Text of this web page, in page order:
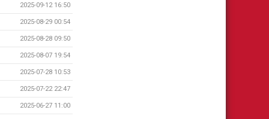
2025-09-12 16:50
2025-08-29 00:54
2025-08-28 09:50
2025-08-07 19:54
2025-07-28 10:53
2025-07-22 22:47
2025-06-27 11:00